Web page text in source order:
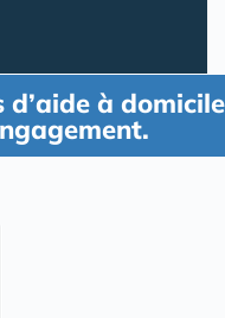
à domicile